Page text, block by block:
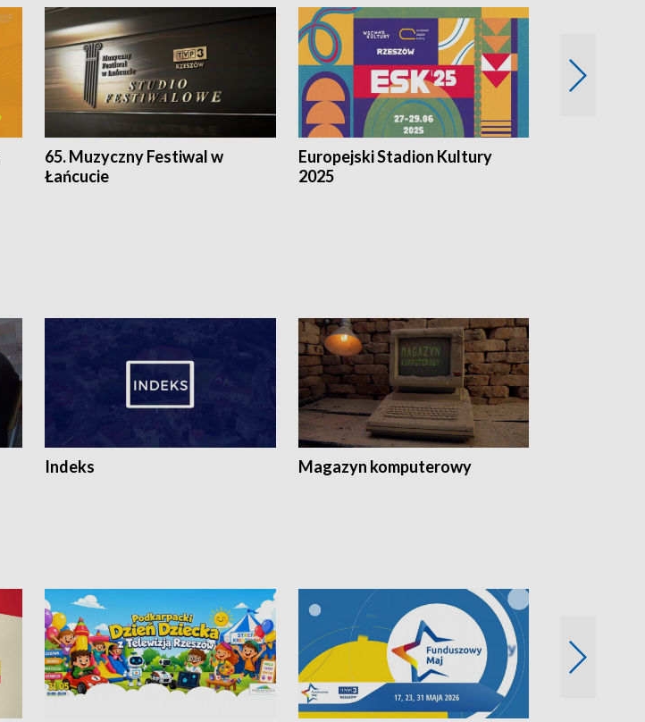
65. Muzyczny Festiwal w
Łańcucie
Europejski Stadion Kultury
2025
Indeks Magazyn komputerowy